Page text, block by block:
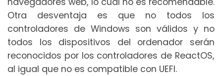
Otra desventaja es que no todos los
controladores de Windows son válidos y no
todos los dispositivos del ordenador serán
reconocidos por los controladores de ReactOS,
al igual que no es compatible con UEFI.